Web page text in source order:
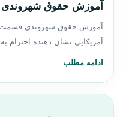
آموزش حقوق
آموزش حقوق شهروندی قسمت
آمریکایی نشان دهنده
ادامه مطلب